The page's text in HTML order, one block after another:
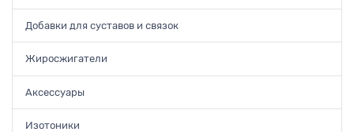
Добавки для суставов и связок
Жиросжигатели
Аксессуары
Изотоники